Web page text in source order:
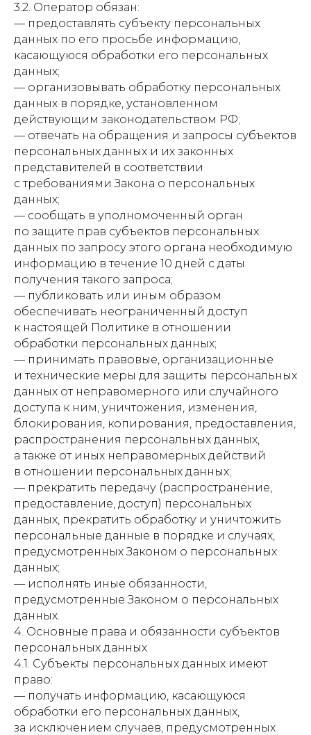
3.2. Оператор обязан:
— предоставлять субъекту персональных
данных по его просьбе информацию,
касающуюся обработки его персональных
данных;
— организовывать обработку персональных
данных в порядке, установленном
действующим законодательством РФ;
— отвечать на обращения и запросы субъектов
персональных данных и их законных
представителей в соответствии
с требованиями Закона о персональных
данных;
— сообщать в уполномоченный орган
по защите прав субъектов персональных
данных по запросу этого органа необходимую
информацию в течение 10 дней с даты
получения такого запроса;
— публиковать или иным образом
обеспечивать неограниченный доступ
к настоящей Политике в отношении
обработки персональных данных;
— принимать правовые, организационные
и технические меры для защиты персональных
данных от неправомерного или случайного
доступа к ним, уничтожения, изменения,
блокирования, копирования, предоставления,
распространения персональных данных,
а также от иных неправомерных действий
в отношении персональных данных;
— прекратить передачу (распространение,
предоставление, доступ) персональных
данных, прекратить обработку и уничтожить
персональные данные в порядке и случаях,
предусмотренных Законом о персональных
данных;
— исполнять иные обязанности,
предусмотренные Законом о персональных
данных.
4. Основные права и обязанности субъектов
персональных данных
4.1. Субъекты персональных данных имеют
право:
— получать информацию, касающуюся
обработки его персональных данных,
за исключением случаев, предусмотренных